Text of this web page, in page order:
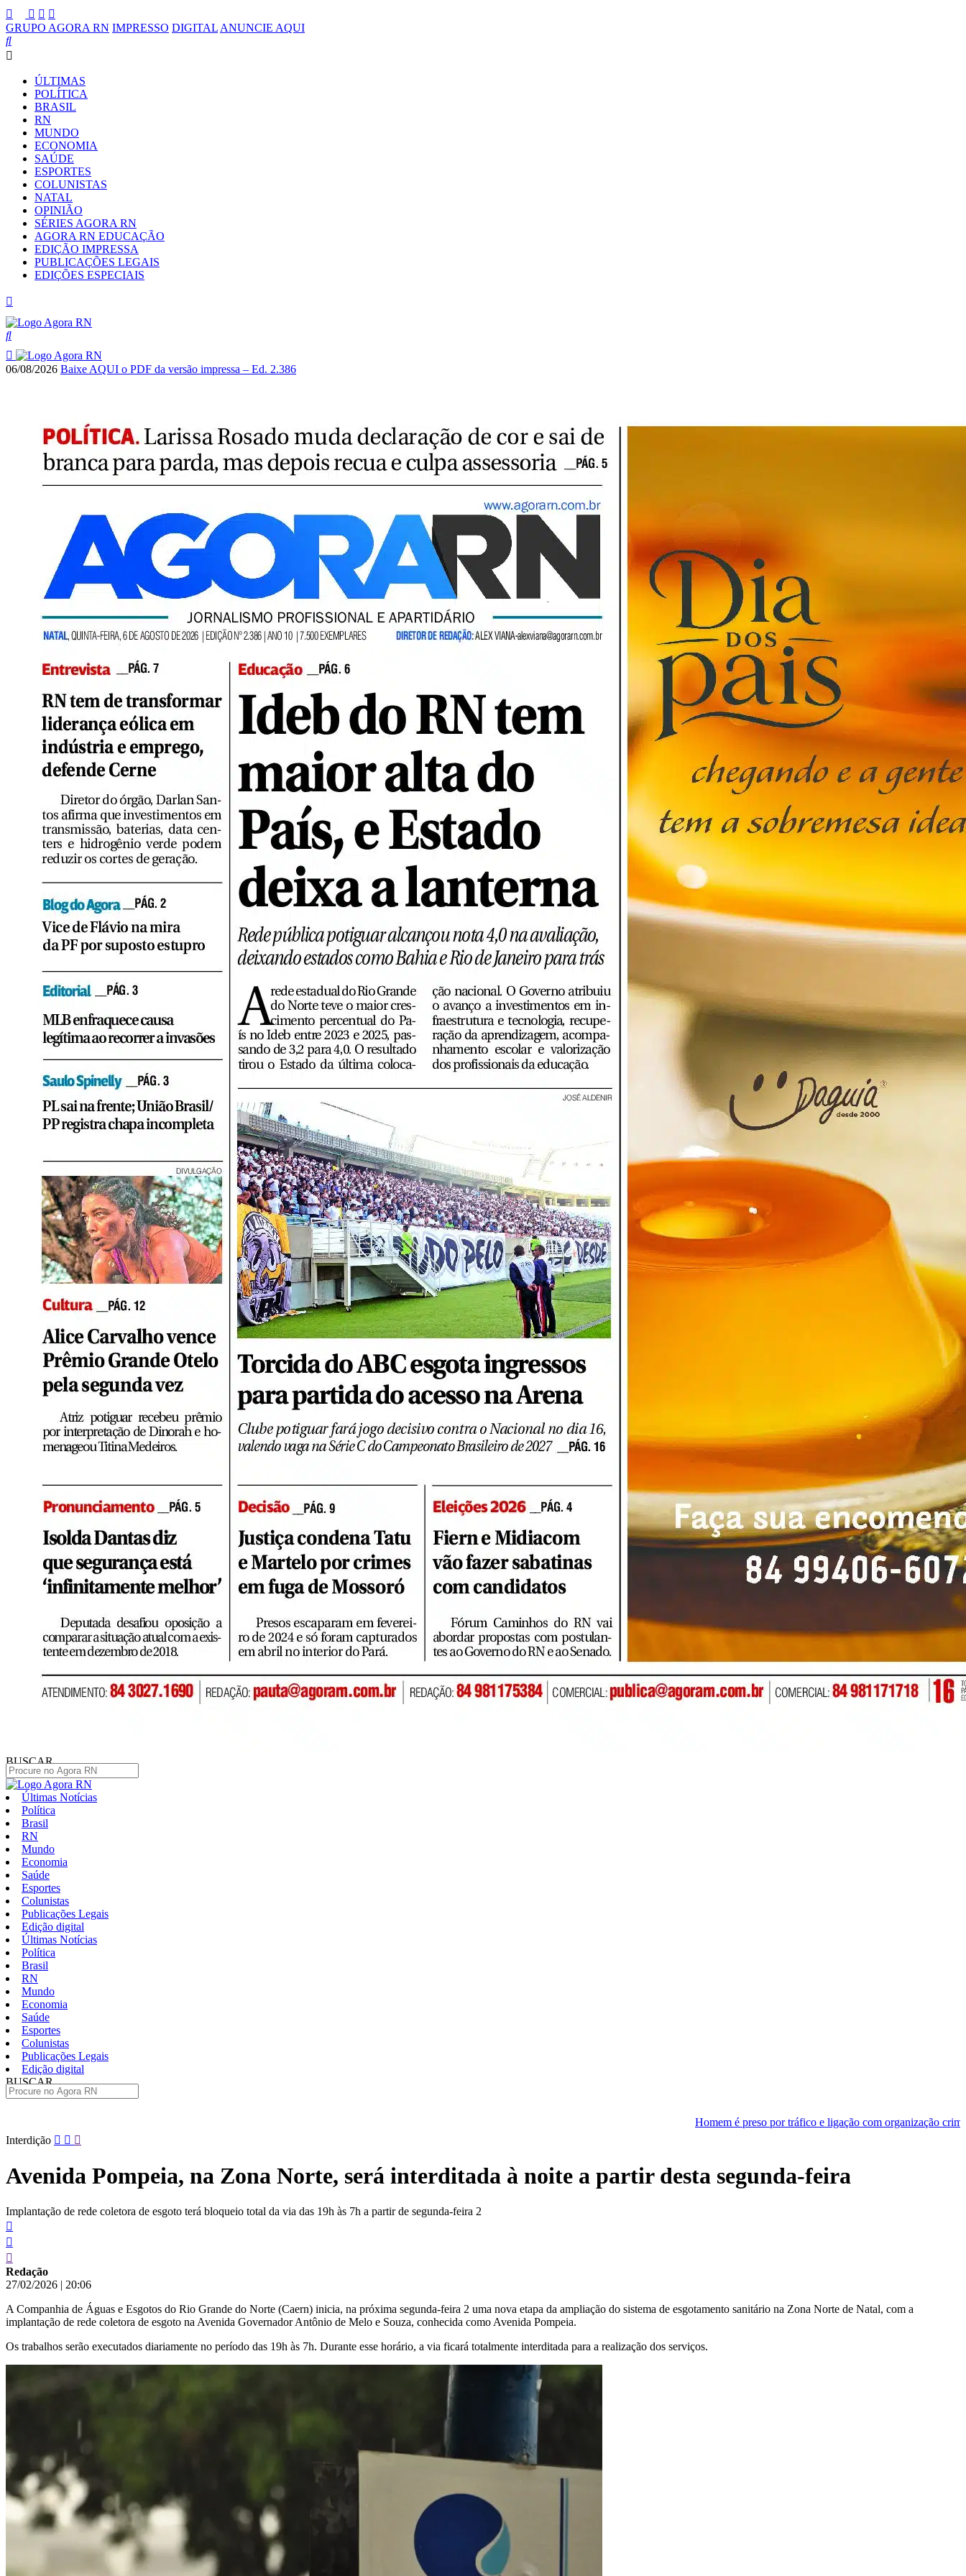
GRUPO AGORA RN IMPRESSO DIGITAL ANUNCIE AQUI
ÚLTIMAS
POLÍTICA
BRASIL
RN
MUNDO
ECONOMIA
SAÚDE
ESPORTES
COLUNISTAS
NATAL
OPINIÃO
SÉRIES AGORA RN
AGORA RN EDUCAÇÃO
EDIÇÃO IMPRESSA
PUBLICAÇÕES LEGAIS
EDIÇÕES ESPECIAIS
06/08/2026 Baixe AQUI o PDF da versão impressa – Ed. 2.386
BUSCAR
Últimas Notícias
Política
Brasil
RN
Mundo
Economia
Saúde
Esportes
Colunistas
Publicações Legais
Edição digital
Últimas Notícias
Política
Brasil
RN
Mundo
Economia
Saúde
Esportes
Colunistas
Publicações Legais
Edição digital
BUSCAR
Homem é preso por tráfico e ligação com organização criminosa em
Pular
conteúdo
Interdição
Avenida Pompeia, na Zona Norte, será interditada à noite a partir desta segunda-feira
Implantação de rede coletora de esgoto terá bloqueio total da via das 19h às 7h a partir de segunda-feira 2
Redação
27/02/2026 | 20:06
A Companhia de Águas e Esgotos do Rio Grande do Norte (Caern) inicia, na próxima segunda-feira 2 uma nova etapa da ampliação do sistema de esgotamento sanitário na Zona Norte de Natal, com a
implantação de rede coletora de esgoto na Avenida Governador Antônio de Melo e Souza, conhecida como Avenida Pompeia.
Os trabalhos serão executados diariamente no período das 19h às 7h. Durante esse horário, a via ficará totalmente interditada para a realização dos serviços.